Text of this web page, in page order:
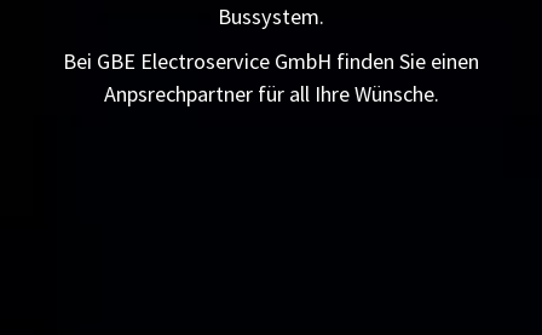
Bussystem.
Bei GBE Electroservice GmbH finden Sie einen
Anpsrechpartner für all Ihre Wünsche.